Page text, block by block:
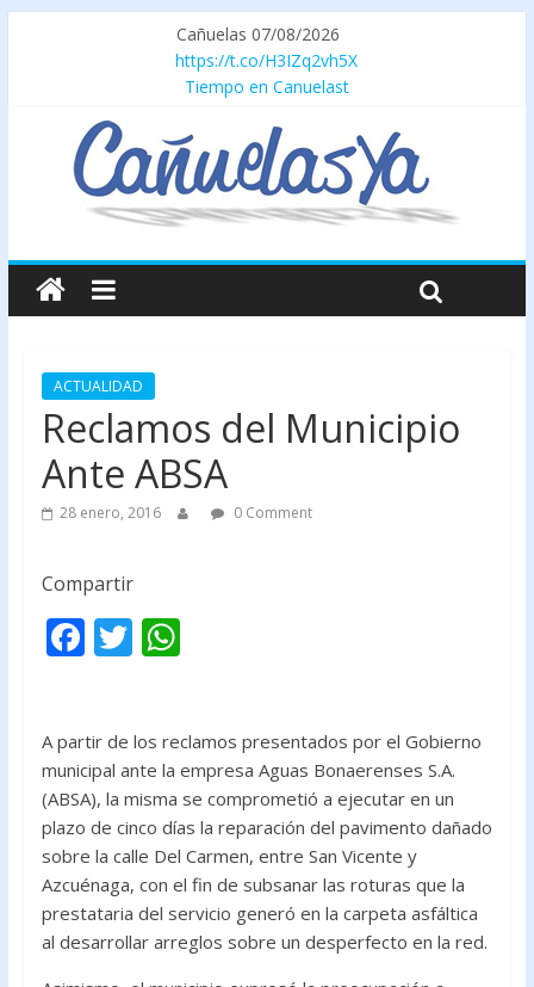
Cañuelas 07/08/2026
https://t.co/H3IZq2vh5X
Tiempo en Canuelast
ACTUALIDAD
Reclamos del Municipio
Ante ABSA
28 enero, 2016 0 Comment
Compartir
F
b
o
o
k
T
er
W
s
A
p
p
A partir de los reclamos presentados por el Gobierno
municipal ante la empresa Aguas Bonaerenses S.A.
(ABSA), la misma se comprometió a ejecutar en un
plazo de cinco días la reparación del pavimento dañado
sobre la calle Del Carmen, entre San Vicente y
Azcuénaga, con el fin de subsanar las roturas que la
prestataria del servicio generó en la carpeta asfáltica
al desarrollar arreglos sobre un desperfecto en la red.